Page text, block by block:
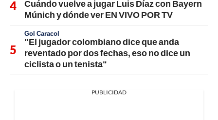
Cuándo vuelve a jugar Luis Díaz con Bayern
Múnich y dónde ver EN VIVO POR TV
Gol Caracol
"El jugador colombiano dice que anda
reventado por dos fechas, eso no dice un
ciclista o un tenista"
PUBLICIDAD